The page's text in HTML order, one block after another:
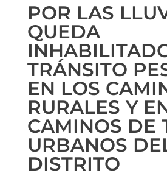
POR LAS
QUEDA
TRÁNSITO
EN LOS
RURALES Y
CAMINOS DE
URBANOS
DISTRITO